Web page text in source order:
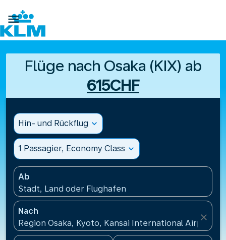

Flüge nach Osaka (KIX) ab
615CHF
Hin- und Rückflug expand_more
1 Passagier, Economy Class expand_more
Ab
Stadt, Land oder Flughafen
Nach
Region Osaka, Kyoto, Kansai International
close